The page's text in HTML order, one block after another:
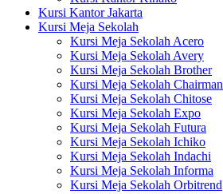
Kursi Kantor Jakarta
Kursi Meja Sekolah
Kursi Meja Sekolah Acero
Kursi Meja Sekolah Avery
Kursi Meja Sekolah Brother
Kursi Meja Sekolah Chairman
Kursi Meja Sekolah Chitose
Kursi Meja Sekolah Expo
Kursi Meja Sekolah Futura
Kursi Meja Sekolah Ichiko
Kursi Meja Sekolah Indachi
Kursi Meja Sekolah Informa
Kursi Meja Sekolah Orbitrend